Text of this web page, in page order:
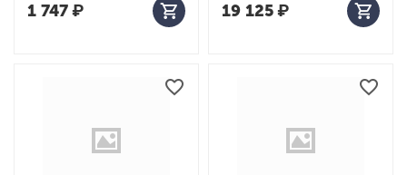
1 747₽ 19 125₽